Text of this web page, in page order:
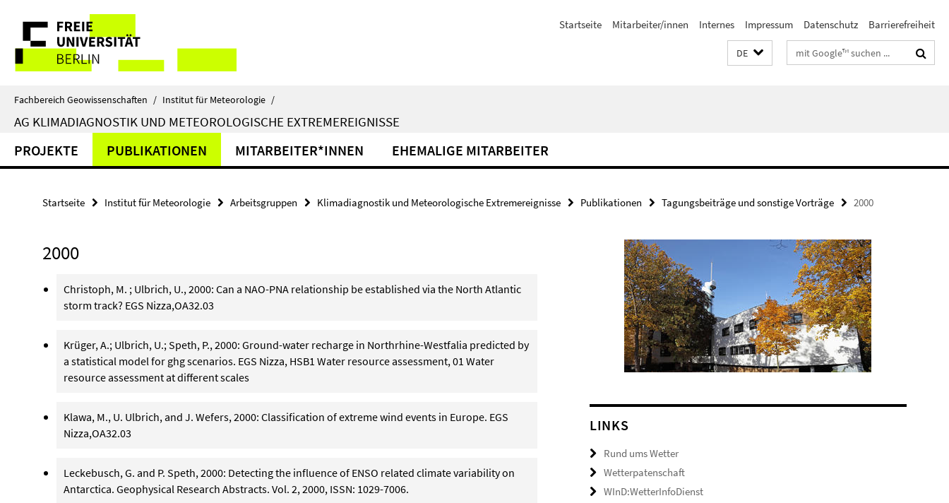
direkt
Inhalt
Service-
Navigation
Startseite Mitarbeiter/innen Internes Impressum Datenschutz Barrierefreiheit
DE Suchbegriffe
Fachbereich Geowissenschaften / Institut für Meteorologie /
AG KLIMADIAGNOSTIK UND METEOROLOGISCHE EXTREMEREIGNISSE
PROJEKTE PUBLIKATIONEN MITARBEITER*INNEN EHEMALIGE MITARBEITER
Startseite Institut für Meteorologie Arbeitsgruppen Klimadiagnostik und Meteorologische Extremereignisse Publikationen Tagungsbeiträge und sonstige Vorträge 2000
2000
Christoph, M. ; Ulbrich, U., 2000: Can a NAO-PNA relationship be established via the North Atlantic
storm track? EGS Nizza,OA32.03
Krüger, A.; Ulbrich, U.; Speth, P., 2000: Ground-water recharge in Northrhine-Westfalia predicted by
a statistical model for ghg scenarios. EGS Nizza, HSB1 Water resource assessment, 01 Water
resource assessment at different scales
Klawa, M., U. Ulbrich, and J. Wefers, 2000: Classification of extreme wind events in Europe. EGS
Nizza,OA32.03
Leckebusch, G. and P. Speth, 2000: Detecting the influence of ENSO related climate variability on
Antarctica. Geophysical Research Abstracts. Vol. 2, 2000, ISSN: 1029-7006.
LINKS
Rund ums Wetter
Wetterpatenschaft
WInD:WetterInfoDienst